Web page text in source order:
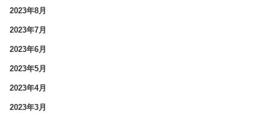
2023年8月
2023年7月
2023年6月
2023年5月
2023年4月
2023年3月